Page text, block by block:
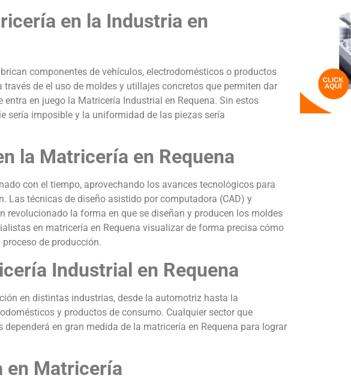
en la Industria en
componentes de vehículos, electrodomésticos o productos
de el uso de moldes y utillajes concretos que permiten dar
en juego la Matricería Industrial en Requena. Sin estos
sería imposible y la uniformidad de las piezas sería
la Matricería en Requena
con el tiempo, aprovechando los avances tecnológicos para
Las técnicas de diseño asistido por computadora (CAD) y
la forma en que se diseñan y producen los moldes
en matricería en Requena visualizar de forma precisa cómo
de producción.
Industrial en Requena
en distintas industrias, desde la automotriz hasta la
y productos de consumo. Cualquier sector que
en gran medida de la matricería en Requena para lograr
en Matricería